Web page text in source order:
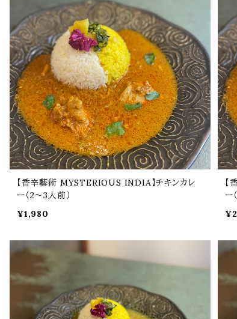
【香辛藝術 MYSTERIOUS INDIA】チキンカレ
ー（2～3人前）
¥1,980
ー